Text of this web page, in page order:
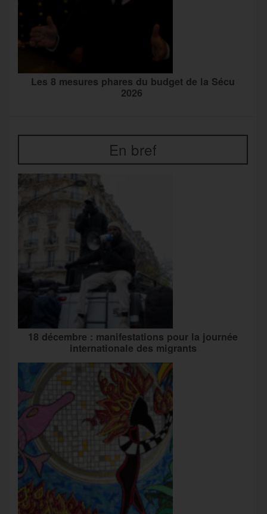
Les 8 mesures phares du budget de la Sécu
2026
En bref
18 décembre : manifestations pour la journée
internationale des migrants